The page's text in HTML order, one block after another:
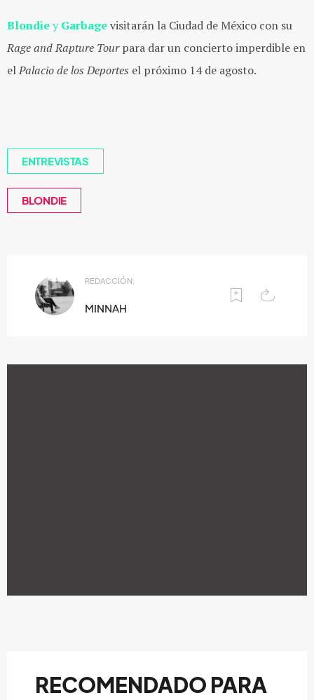
BlondieyGarbagevisitarán la Ciudad de México con su
Rage and Rapture Tourpara dar un concierto imperdible en
elPalacio de los Deportes el próximo 14 de agosto.
ENTREVISTAS
BLONDIE
REDACCIÓN:
MINNAH
RECOMENDADO PARA